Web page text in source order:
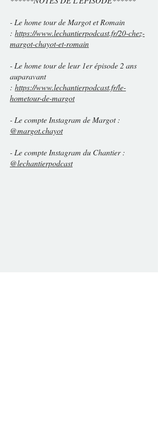
- Le home tour de Margot et Romain
: https://www.lechantierpodcast.fr/20-chez-
margot-chayot-et-romain
- Le home tour de leur 1er épisode 2 ans
auparavant
: https://www.lechantierpodcast.fr/le-
hometour-de-margot
- Le compte Instagram de Margot :
@margot.chayot
- Le compte Instagram du Chantier :
@lechantierpodcast